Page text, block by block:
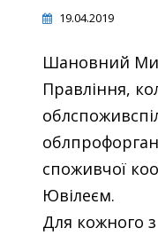
19.04.2019
Шановний
Правління,
споживчої
Ювілеєм.
Для кожного